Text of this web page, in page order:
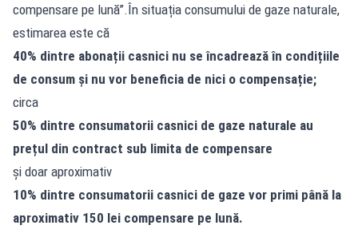
compensare pe lună”.În situația consumului de gaze naturale,
estimarea este că
40% dintre abonații casnici nu se încadrează în condițiile
de consum și nu vor beneficia de nici o compensație;
circa
50% dintre consumatorii casnici de gaze naturale au
prețul din contract sub limita de compensare
și doar aproximativ
10% dintre consumatorii casnici de gaze vor primi până la
aproximativ 150 lei compensare pe lună.